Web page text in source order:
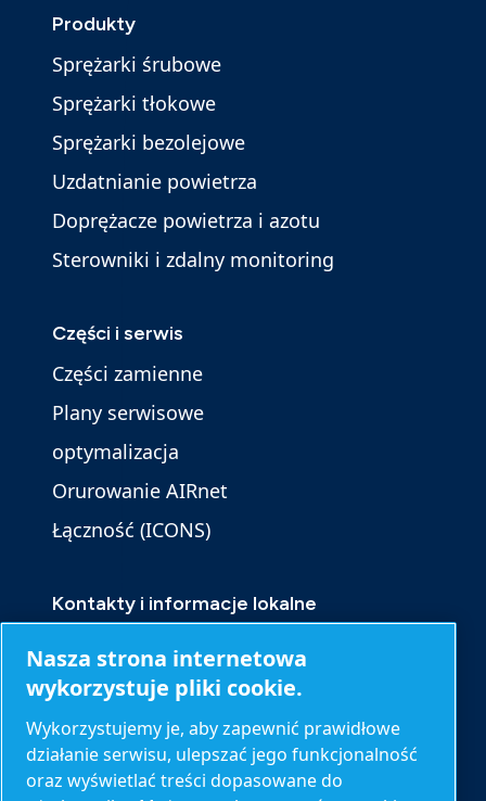
Produkty
Sprężarki śrubowe
Sprężarki tłokowe
Sprężarki bezolejowe
Uzdatnianie powietrza
Doprężacze powietrza i azotu
Sterowniki i zdalny monitoring
Części i serwis
Części zamienne
Plany serwisowe
optymalizacja
Orurowanie AIRnet
Łączność (ICONS)
Kontakty i informacje lokalne
Skontaktuj się z nami
Zapytanie o produkt
Kontakt z serwisem
Zapytanie ogólne
Nasza strona internetowa
wykorzystuje pliki cookie.
Wykorzystujemy je, aby zapewnić prawidłowe
działanie serwisu, ulepszać jego funkcjonalność
oraz wyświetlać treści dopasowane do